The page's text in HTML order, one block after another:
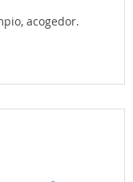
acogedor.